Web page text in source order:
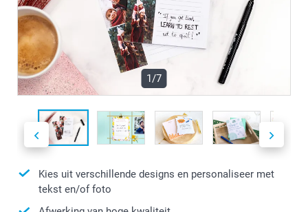
1/7
Kies uit verschillende designs en personaliseer met
tekst en/of foto